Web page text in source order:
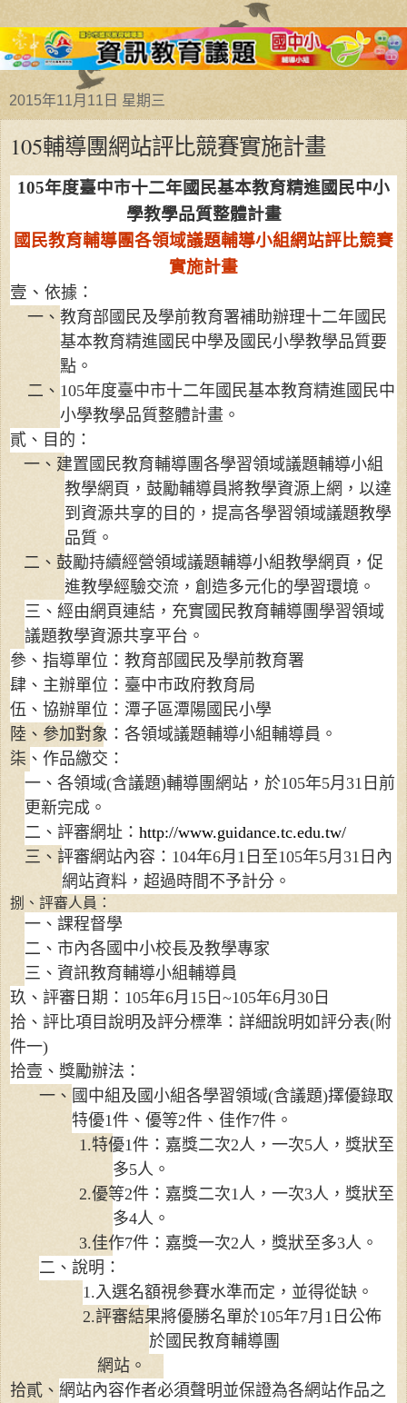
2015年11月11日 星期三
105輔導團網站評比競賽實施計畫
105年度臺中市十二年國民基本教育精進國民中小
學教學品質整體計畫
國民教育輔導團各領域議題輔導小組網站評比競賽
實施計畫
壹、 依據：
一、教育部國民及學前教育署補助辦理十二年國民
基本教育精進國民中學及國民小學教學品質要
點。
二、 105年度臺中市十二年國民基本教育精進國民中
小學教學品質整體計畫。
貳、目的：
一、建置國民教育輔導團各學習領域議題輔導小組
教學網頁，鼓勵輔導員將教學資源上網，以達
到資源共享的目的，提高各學習領域議題教學
品質。
二、鼓勵持續經營領域議題輔導小組教學網頁，促
進教學經驗交流，創造多元化的學習環境。
三、經由網頁連結，充實國民教育輔導團學習領域
議題教學資源共享平台。
參、指導單位：教育部國民及學前教育署
肆、主辦單位：臺中市政府教育局
伍、協辦單位：潭子區潭陽國民小學
陸、參加對象：各領域議題輔導小組輔導員。
柒、作品繳交：
一、各領域(含議題)輔導團網站，於105年5月 31 日前
更新完成。
二、評審網址： http://www.guidance.tc.edu.tw/
三、評審網站內容： 104年6月 1 日至105年5月 31 日內
網站資料，超過時間不予計分。
捌、評審人員：
一、課程督學
二、市內各國中小校長及教學專家
三、資訊教育輔導小組輔導員
玖、評審日期： 105年6月 15 日 ~105年6月 30 日
拾、評比項目說明及評分標準：詳細說明如評分表(附
件一)
拾壹、獎勵辦法：
一、國中組及國小組各學習領域(含議題)擇優錄取
特優1件、優等2件、佳作7件。
1.特優1件：嘉獎二次2人，一次5人，獎狀至
多5人。
2.優等2件：嘉獎二次1 人，一次3人，獎狀至
多4人。
3.佳作7件：嘉獎一次2人，獎狀至多3人。
二、說明：
1. 入選名額視參賽水準而定，並得從缺。
2.評審結果將優勝名單於105年7月 1 日公佈
於國民教育輔導團
網站。
拾貳、網站內容作者必須聲明並保證為各網站作品之